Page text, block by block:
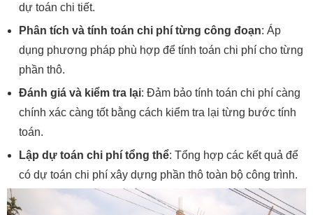
dự toán chi tiết.
Phân tích và tính toán chi phí từng công đoạn: Áp
dụng phương pháp phù hợp để tính toán chi phí cho từng
phần thô.
Đánh giá và kiểm tra lại: Đảm bảo tính toán chi phí càng
chính xác càng tốt bằng cách kiểm tra lại từng bước tính
toán.
Lập dự toán chi phí tổng thể: Tổng hợp các kết quả để
có dự toán chi phí xây dựng phần thô toàn bộ công trình.